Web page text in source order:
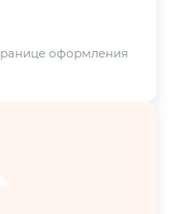
оформления